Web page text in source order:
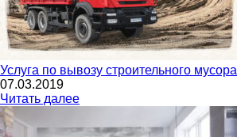
Услуга по вывозу строительного мусора
07.03.2019
Читать далее